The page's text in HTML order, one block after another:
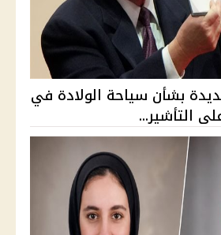
بشأن سياحة الولادة في
التأشير...